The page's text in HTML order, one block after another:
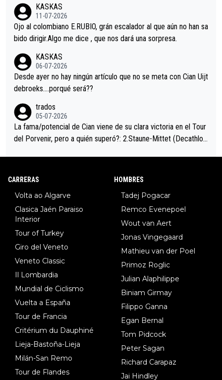
i sin pedalear, luego está el saludo con Evenepoel dándose la
mano de una manera muy fraternal, más allá de los típicos toqu
es en el hombro con que saludaba a Vingegard. Ahí hubo una in
eta, a ver si por querer poner a Del Toro con calzador en posi
ción de podio UAE y Pojacar se van complicar el tour.
KASKAS
11-07-2026
Ojo al colombiano E.RUBIO, grán escalador al que aún no han sa
bido dirigir.Algo me dice , que nos dará una sorpresa.
KASKAS
06-07-2026
Desde ayer no hay ningún artículo que no se meta con Cian Uijt
debroeks….porqué será??
trados
05-07-2026
La fama/potencial de Cian viene de su clara victoria en el Tour
del Porvenir, pero a quién superó?: 2.Staune-Mittet (Decathlon,
CARRERAS
Volta ao Algarve
Clasica Jaén Paraiso
Interior
Tour of Turkey
Giro del Veneto
Veneto Classic
Il Lombardia
Mundial de Ciclismo
Vuelta a España
Tour de Francia
Critérium du Dauphiné
Lieja-Bastoña-Lieja
Milán-San Remo
Tour de Flandes
HOMBRES
Tadej Pogacar
Remco Evenepoel
Wout van Aert
Jonas Vingegaard
Mathieu van der Poel
Primoz Roglic
Julian Alaphilippe
Biniam Girmay
Filippo Ganna
Egan Bernal
Tom Pidcock
Peter Sagan
Richard Carapaz
Jai Hindley